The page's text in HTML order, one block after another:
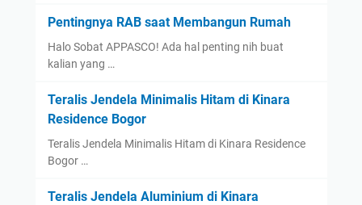
Pentingnya RAB saat Membangun Rumah
Halo Sobat APPASCO! Ada hal penting nih buat
kalian yang …
Teralis Jendela Minimalis Hitam di Kinara
Residence Bogor
Teralis Jendela Minimalis Hitam di Kinara Residence
Bogor …
Teralis Jendela Aluminium di Kinara